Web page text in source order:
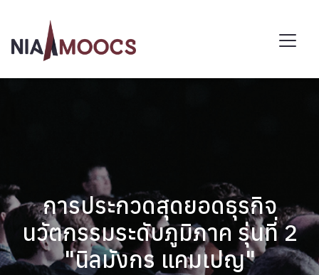
การประกวดสุดยอดธุรกิจ
นวัตกรรมระดับภูมิภาค รุ่นที่ 2
"นิลมังกร แคมเปญ"